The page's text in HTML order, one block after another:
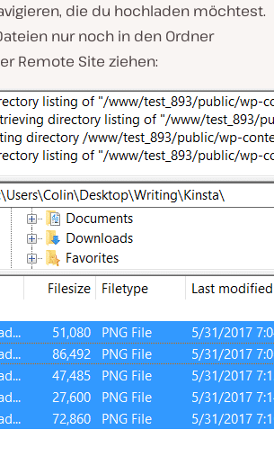
die du hochladen möchtest.
nur noch in den Ordner
Remote Site ziehen: